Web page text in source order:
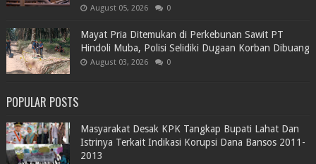
August 05, 2026 0
Mayat Pria Ditemukan di Perkebunan Sawit PT
Hindoli Muba, Polisi Selidiki Dugaan Korban Dibuang
August 03, 2026 0
POPULAR POSTS
Masyarakat Desak KPK Tangkap Bupati Lahat Dan
Istrinya Terkait Indikasi Korupsi Dana Bansos 2011-
2013